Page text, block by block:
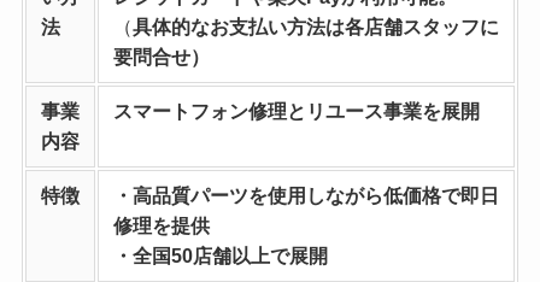
法
（具体的なお支払い方法は各店舗スタッフに
要問合せ）
事業
内容
スマートフォン修理とリユース事業を展開
特徴
・高品質パーツを使用しながら低価格で即日
修理を提供
・全国50店舗以上で展開